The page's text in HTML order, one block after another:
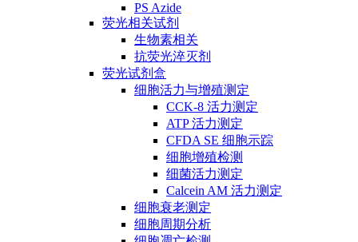
PS Azide
荧光相关试剂
生物素相关
抗荧光淬灭剂
荧光试剂盒
细胞活力与增殖测定
CCK-8 活力测定
ATP 活力测定
CFDA SE 细胞示踪
细胞增殖检测
细菌活力测定
Calcein AM 活力测定
细胞衰老测定
细胞周期分析